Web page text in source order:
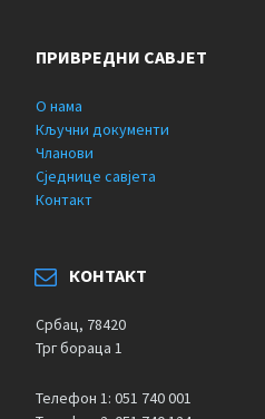
ПРИВРЕДНИ САВЈЕТ
О нама
Кључни документи
Чланови
Сједнице савјета
Контакт
КОНТАКТ
Србац, 78420
Трг бораца 1
Телефон 1: 051 740 001